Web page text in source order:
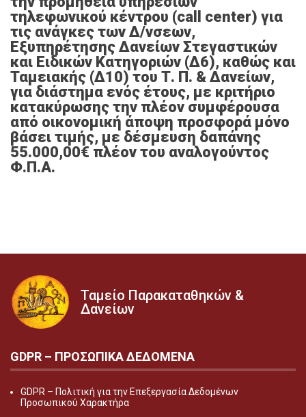
τηλεφωνικού κέντρου (call center) για
τις ανάγκες των Δ/νσεων,
Εξυπηρέτησης Δανείων Στεγαστικών
και Ειδικών Κατηγοριών (Δ6), καθώς και
Ταμειακής (Δ10) του Τ. Π. & Δανείων,
για διάστημα ενός έτους, με κριτήριο
κατακύρωσης την πλέον συμφέρουσα
από οικονομική άποψη προσφορά μόνο
βάσει τιμής, με δέσμευση δαπάνης
55.000,00€ πλέον του αναλογούντος
Φ.Π.Α.
Ταμείο Παρακαταθηκών &
Δανείων
GDPR – ΠΡΟΣΩΠΙΚA ΔΕΔΟΜEΝΑ
GDPR – Πολιτική για την Επεξεργασία Δεδομένων
Προσωπικού Χαρακτήρα